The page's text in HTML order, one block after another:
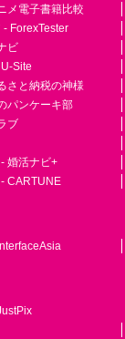
メ電子書籍比較
- ForexTester
ビ
Site
さと納税の神様
パンケーキ部
ブ
婚活ナビ+
CARTUNE